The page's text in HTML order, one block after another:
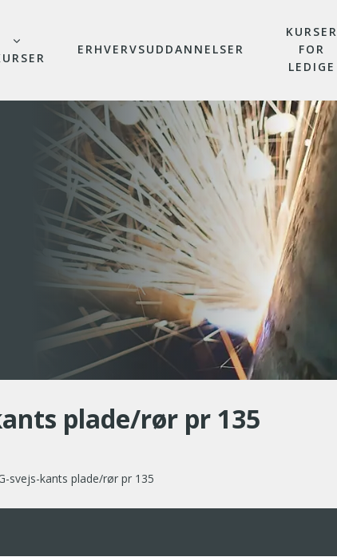
ERHVERVSUDDANNELSER
KURSER
FOR
LEDIGE
plade/rør pr 135
svejs-kants plade/rør pr 135